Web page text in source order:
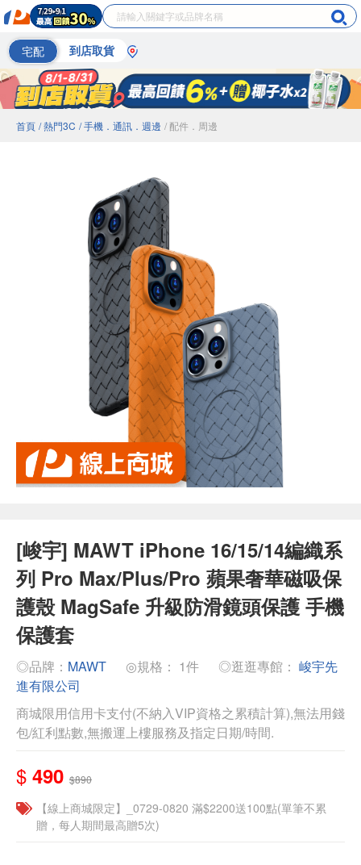
宅配 到店取貨
首頁 / 熱門3C / 手機．通訊．週邊 / 配件．周邊
[峻宇] MAWT iPhone 16/15/14編織系
列 Pro Max/Plus/Pro 蘋果奢華磁吸保
護殼 MagSafe 升級防滑鏡頭保護 手機
保護套
◎品牌： MAWT ◎規格： 1件 ◎逛逛專館： 峻宇先
進有限公司
商城限用信用卡支付(不納入VIP資格之累積計算),無法用錢
包/紅利點數,無搬運上樓服務及指定日期/時間.
$ 490 $890
【線上商城限定】_0729-0820 滿$2200送100點(單筆不累
贈，每人期間最高贈5次)